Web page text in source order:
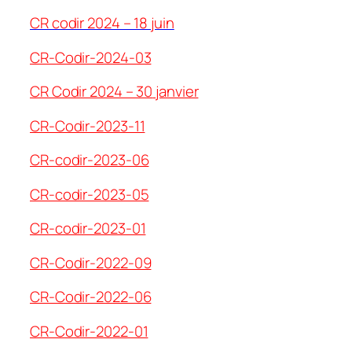
CR codir 2024 – 18 juin
CR-Codir-2024-03
CR Codir 2024 – 30 janvier
CR-Codir-2023-11
CR-codir-2023-06
CR-codir-2023-05
CR-codir-2023-01
CR-Codir-2022-09
CR-Codir-2022-06
CR-Codir-2022-01